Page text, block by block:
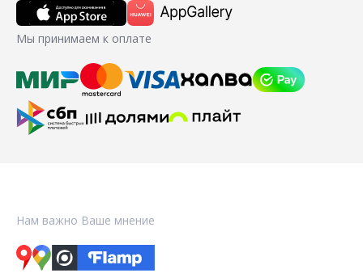
Мы принимаем к оплате
Нам важно Ваше мнение